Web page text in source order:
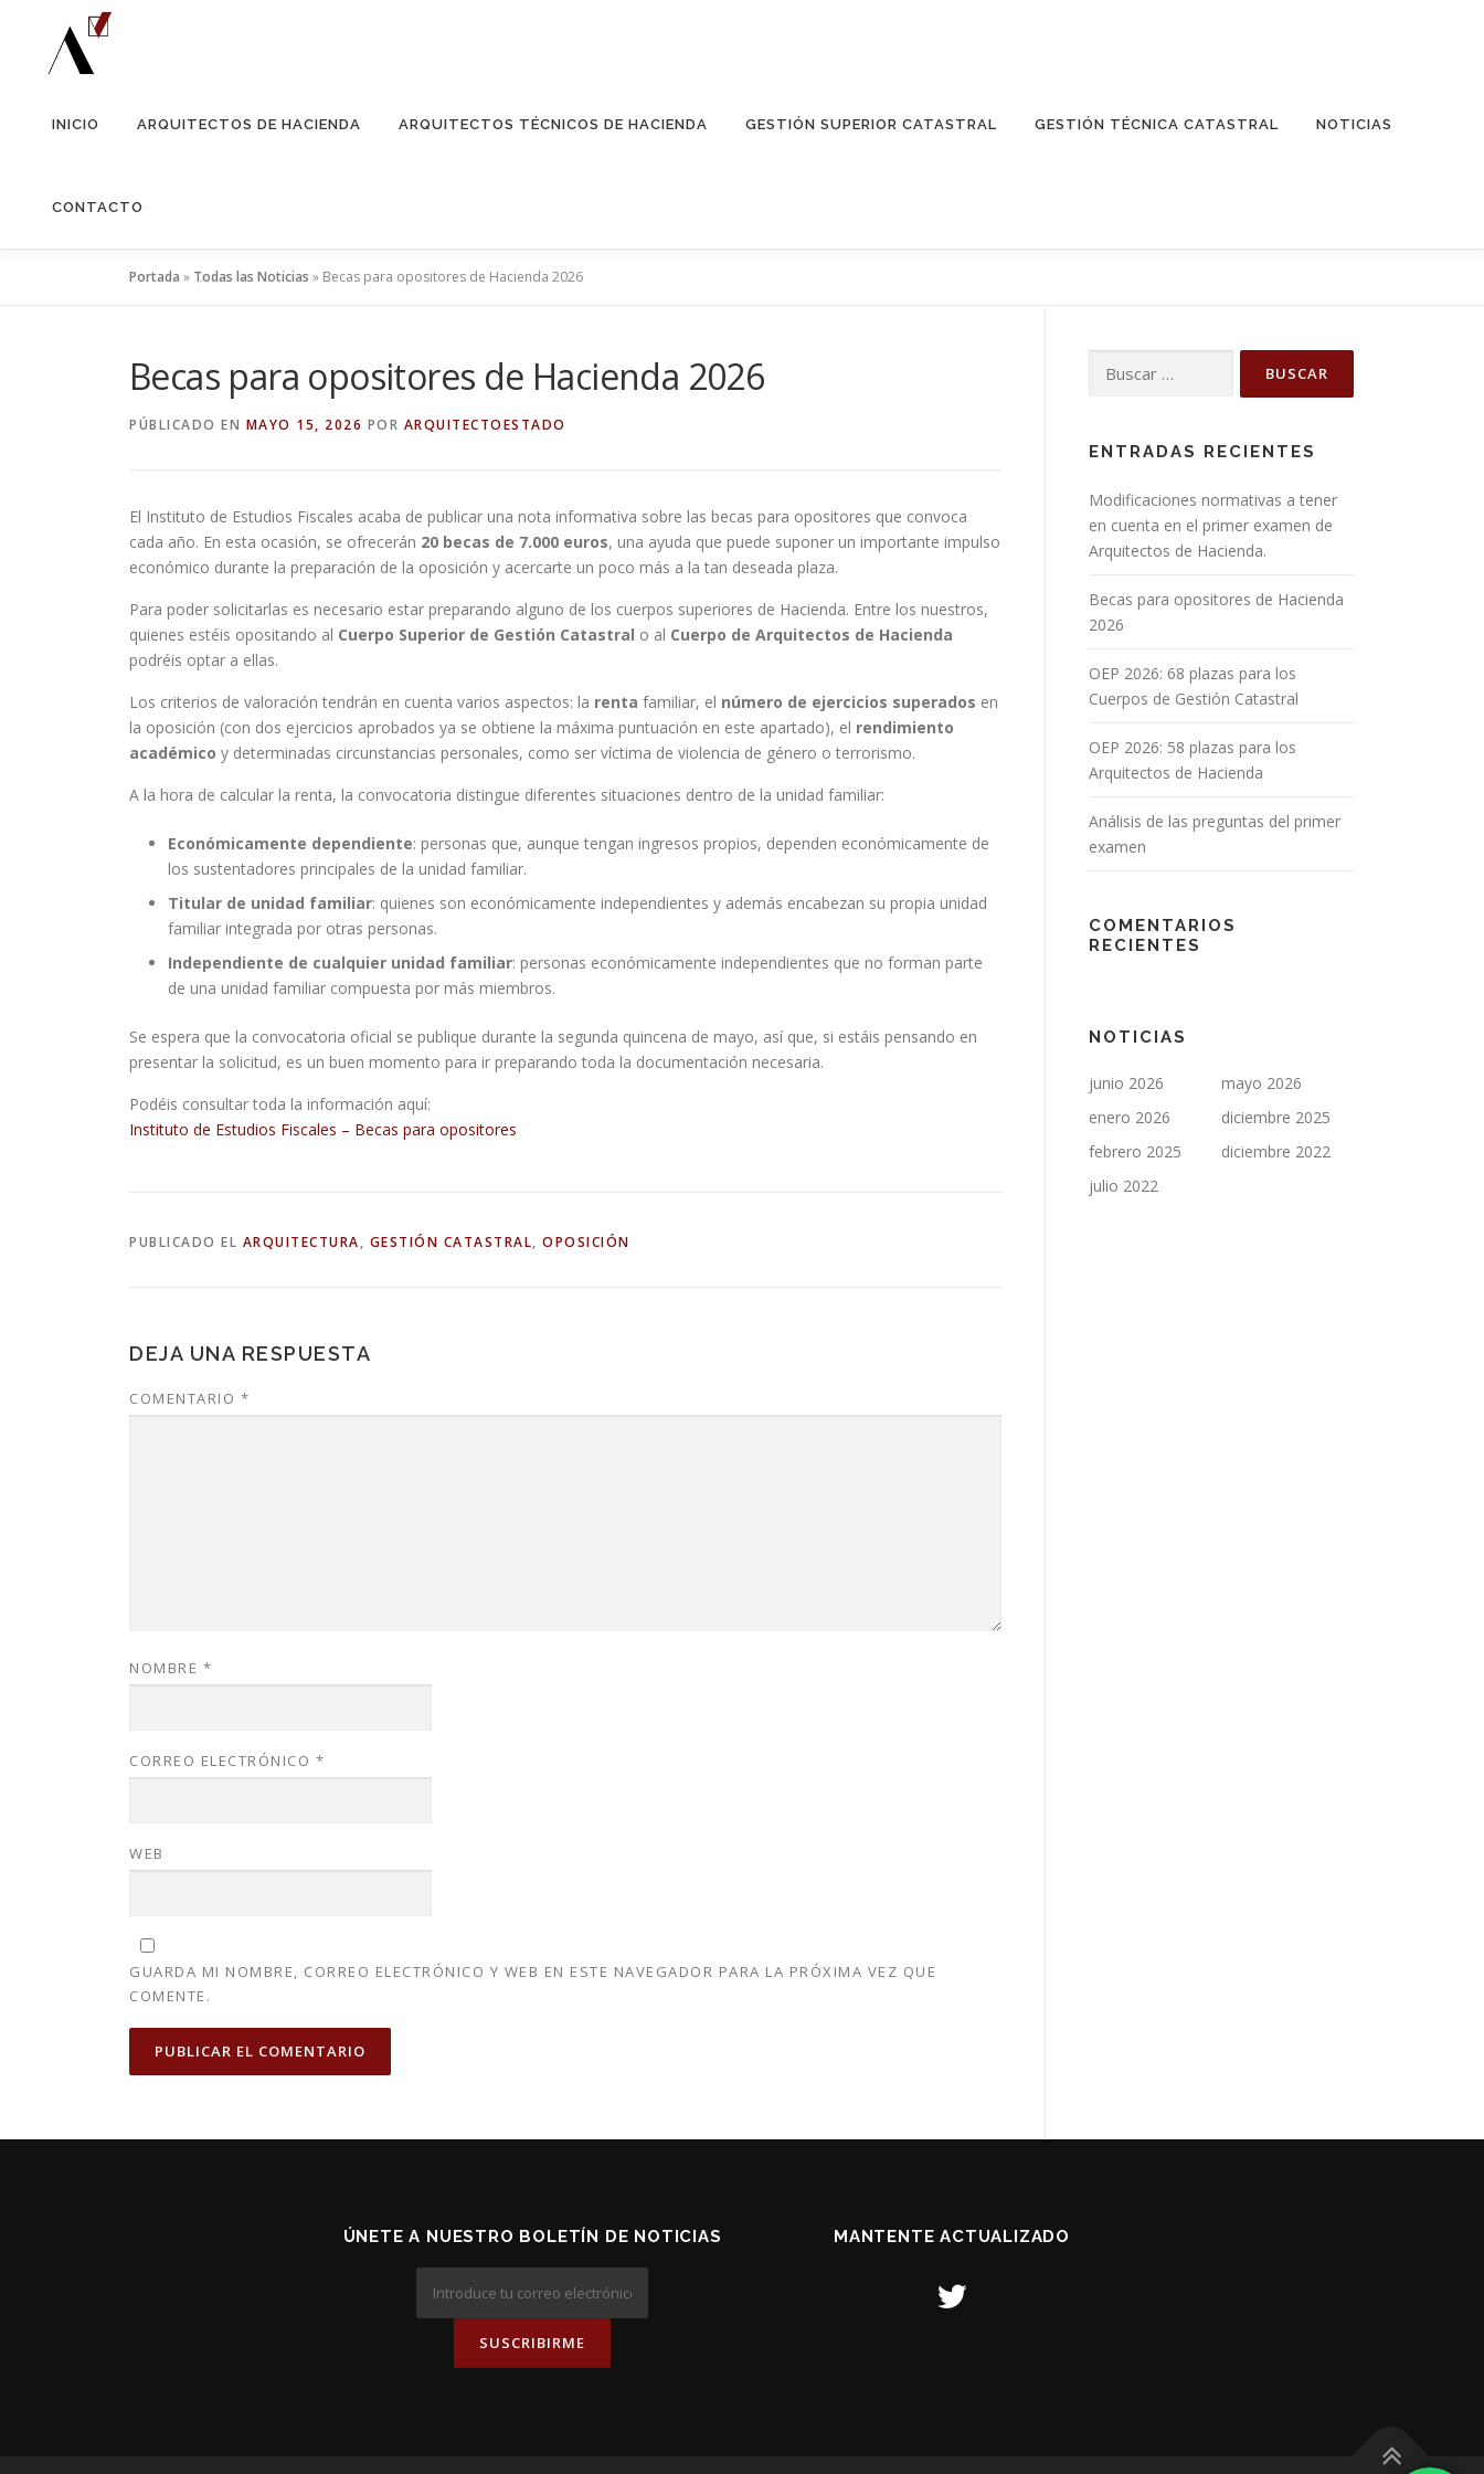
contenido
INICIO ARQUITECTOS DE HACIENDA ARQUITECTOS TÉCNICOS DE HACIENDA GESTIÓN SUPERIOR CATASTRAL GESTIÓN TÉCNICA CATASTRAL NOTICIAS
CONTACTO
Portada » Todas las Noticias » Becas para opositores de Hacienda 2026
Becas para opositores de Hacienda 2026
PÚBLICADO EN MAYO 15, 2026 POR ARQUITECTOESTADO
El Instituto de Estudios Fiscales acaba de publicar una nota informativa sobre las becas para opositores que convoca
cada año. En esta ocasión, se ofrecerán 20 becas de 7.000 euros, una ayuda que puede suponer un importante impulso
económico durante la preparación de la oposición y acercarte un poco más a la tan deseada plaza.
Para poder solicitarlas es necesario estar preparando alguno de los cuerpos superiores de Hacienda. Entre los nuestros,
quienes estéis opositando al Cuerpo Superior de Gestión Catastral o al Cuerpo de Arquitectos de Hacienda
podréis optar a ellas.
Los criterios de valoración tendrán en cuenta varios aspectos: la renta familiar, el número de ejercicios superados en
la oposición (con dos ejercicios aprobados ya se obtiene la máxima puntuación en este apartado), el rendimiento
académico y determinadas circunstancias personales, como ser víctima de violencia de género o terrorismo.
A la hora de calcular la renta, la convocatoria distingue diferentes situaciones dentro de la unidad familiar:
Económicamente dependiente: personas que, aunque tengan ingresos propios, dependen económicamente de
los sustentadores principales de la unidad familiar.
Titular de unidad familiar: quienes son económicamente independientes y además encabezan su propia unidad
familiar integrada por otras personas.
Independiente de cualquier unidad familiar: personas económicamente independientes que no forman parte
de una unidad familiar compuesta por más miembros.
Se espera que la convocatoria oficial se publique durante la segunda quincena de mayo, así que, si estáis pensando en
presentar la solicitud, es un buen momento para ir preparando toda la documentación necesaria.
Podéis consultar toda la información aquí:
Instituto de Estudios Fiscales – Becas para opositores
PUBLICADO EL ARQUITECTURA, GESTIÓN CATASTRAL, OPOSICIÓN
DEJA UNA RESPUESTA
COMENTARIO *
NOMBRE *
CORREO ELECTRÓNICO *
WEB
GUARDA MI NOMBRE, CORREO ELECTRÓNICO Y WEB EN ESTE NAVEGADOR PARA LA PRÓXIMA VEZ QUE
COMENTE.
ENTRADAS RECIENTES
Modificaciones normativas a tener
en cuenta en el primer examen de
Arquitectos de Hacienda.
Becas para opositores de Hacienda
2026
OEP 2026: 68 plazas para los
Cuerpos de Gestión Catastral
OEP 2026: 58 plazas para los
Arquitectos de Hacienda
Análisis de las preguntas del primer
examen
COMENTARIOS
RECIENTES
NOTICIAS
junio 2026
mayo 2026
enero 2026
diciembre 2025
febrero 2025
diciembre 2022
julio 2022
ÚNETE A NUESTRO BOLETÍN DE NOTICIAS MANTENTE ACTUALIZADO